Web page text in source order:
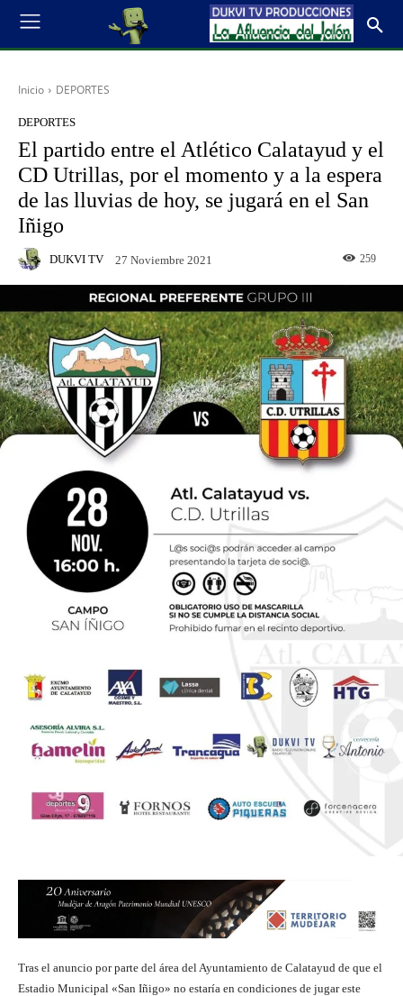
Inicio DEPORTES
DEPORTES
El partido entre el Atlético Calatayud y el
CD Utrillas, por el momento y a la espera
de las lluvias de hoy, se jugará en el San
Iñigo
DUKVI TV 27 Noviembre 2021 259
Tras el anuncio por parte del área del Ayuntamiento de Calatayud de que el
Estadio Municipal «San Iñigo» no estaría en condiciones de jugar este